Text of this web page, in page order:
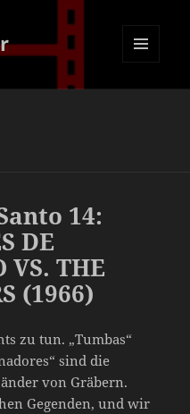
14:
DE
VS. THE
(1966)
zu tun. „Tumbas“
sind die
von Gräbern.
Gegenden, und wir